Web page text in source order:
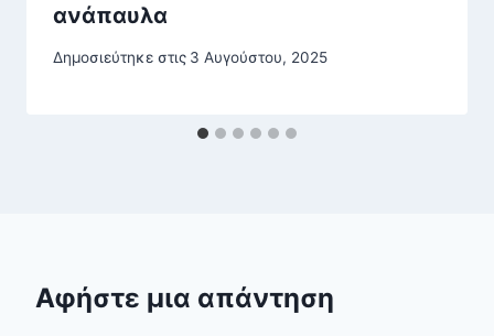
ανάπαυλα
Δημοσιεύτηκε στις 3 Αυγούστου, 2025
Αφήστε μια απάντηση